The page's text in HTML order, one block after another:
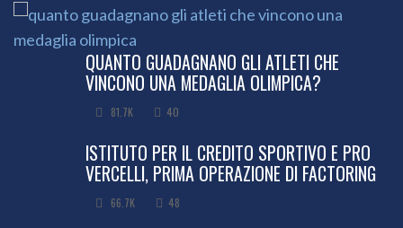
QUANTO GUADAGNANO GLI ATLETI CHE
VINCONO UNA MEDAGLIA OLIMPICA?
81.7K 40
ISTITUTO PER IL CREDITO SPORTIVO E PRO
VERCELLI, PRIMA OPERAZIONE DI FACTORING
66.7K 48